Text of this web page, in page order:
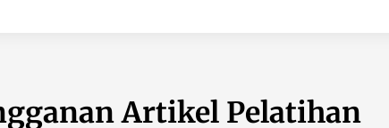
Artikel Pelatihan